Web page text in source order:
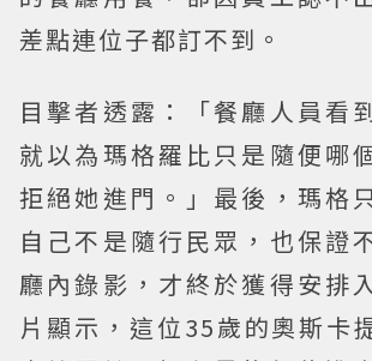
差點連位子都訂不到。
目擊者透露：「餐廳人員看
就以為瑪格羅比只是隨便哪
拒絕她進門。」最後，瑪格
自己不是隨行民眾，也保證
廳內錄影，才終於獲得安排
片顯示，這位35歲的奧斯卡